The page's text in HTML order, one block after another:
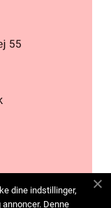
dine indstillinger,
Denne